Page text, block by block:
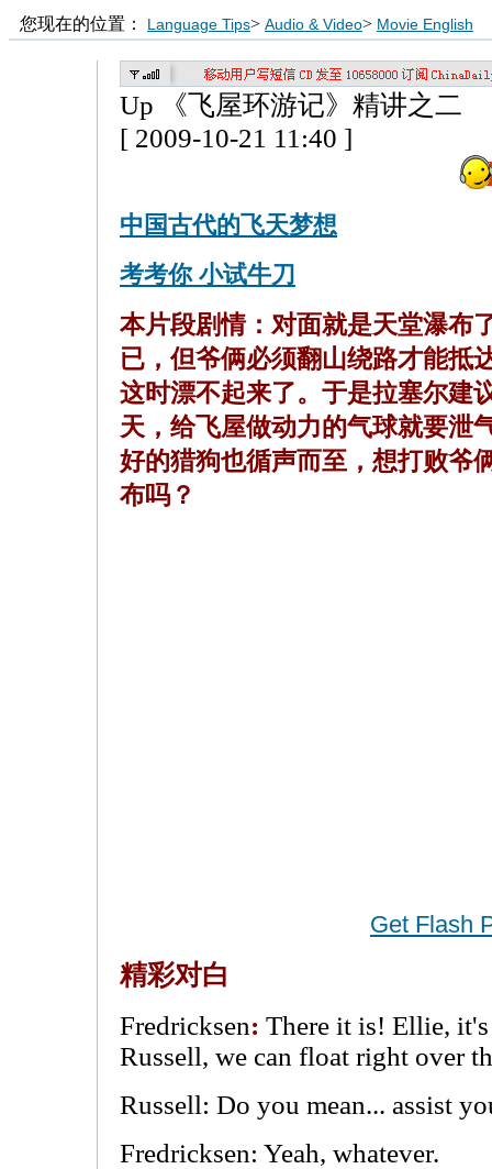
您现在的位置： Language Tips> Audio & Video> Movie English
Up 《飞屋环游记》精讲之二
[ 2009-10-21 11:40 ]
中国古代的飞天梦想
考考你 小试牛刀
本片段剧情：对面就是天堂瀑布
已，但爷俩必须翻山绕路才能抵
这时漂不起来了。于是拉塞尔建
天，给飞屋做动力的气球就要泄
好的猎狗也循声而至，想打败爷
布吗？
Get Flash
精彩对白
Fredricksen: There it is! Ellie,
Russell, we can float right over
Russell: Do you mean... assist
Fredricksen: Yeah, whatever.